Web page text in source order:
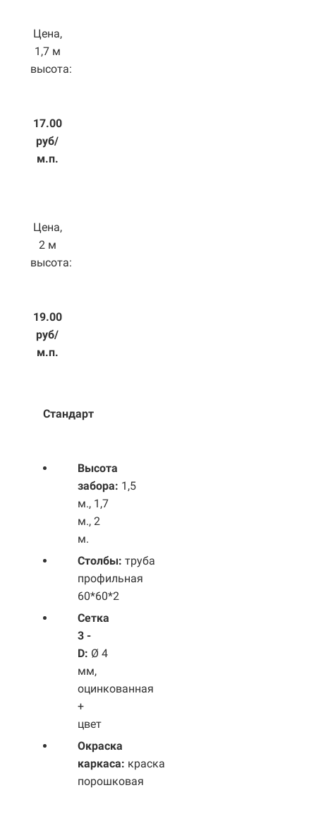
Цена,
1,7 м
высота:
17.00
руб/
м.п.
Цена,
2 м
высота:
19.00
руб/
м.п.
Стандарт
Высота
забора: 1,5
м., 1,7
м., 2
м.
Столбы: труба
профильная
60*60*2
Сетка
3 -
D: Ø 4
мм,
оцинкованная
+
цвет
Окраска
каркаса: краска
порошковая